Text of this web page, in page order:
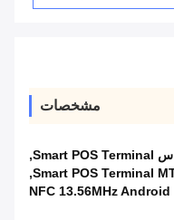
مشخصات
,
Smart POS Terminal
,
NFC 13.56MHz